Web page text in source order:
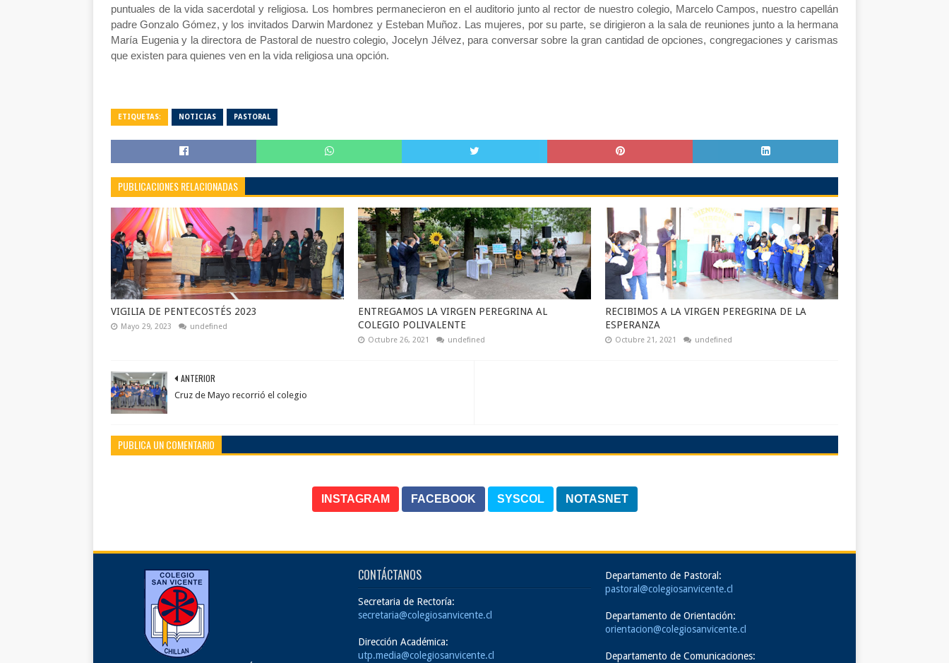
puntuales de la vida sacerdotal y religiosa. Los hombres permanecieron en el auditorio junto al rector de nuestro colegio, Marcelo Campos, nuestro capellán
padre Gonzalo Gómez, y los invitados Darwin Mardonez y Esteban Muñoz. Las mujeres, por su parte, se dirigieron a la sala de reuniones junto a la hermana
María Eugenia y la directora de Pastoral de nuestro colegio, Jocelyn Jélvez, para conversar sobre la gran cantidad de opciones, congregaciones y carismas
que existen para quienes ven en la vida religiosa una opción.
ETIQUETAS: NOTICIAS PASTORAL
PUBLICACIONES RELACIONADAS
VIGILIA DE PENTECOSTÉS 2023
Mayo 29, 2023 undefined
ENTREGAMOS LA VIRGEN PEREGRINA AL
COLEGIO POLIVALENTE
Octubre 26, 2021 undefined
RECIBIMOS A LA VIRGEN PEREGRINA DE LA
ESPERANZA
Octubre 21, 2021 undefined
ANTERIOR
Cruz de Mayo recorrió el colegio
PUBLICA UN COMENTARIO
INSTAGRAM FACEBOOK SYSCOL NOTASNET
CONTÁCTANOS
Secretaria de Rectoría:
secretaria@colegiosanvicente.cl
Dirección Académica:
utp.media@colegiosanvicente.cl
Departamento de Pastoral:
pastoral@colegiosanvicente.cl
Departamento de Orientación:
orientacion@colegiosanvicente.cl
Departamento de Comunicaciones: